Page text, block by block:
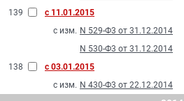
139
с 11.01.2015
с изм. N 529-Ф3 от 31.12.2014
N 530-Ф3 от 31.12.2014
138
с 03.01.2015
с изм. N 430-Ф3 от 22.12.2014